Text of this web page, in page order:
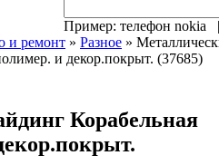
Пример: телефон
и ремонт » Разное »
и декор.покрыт. (37685)
Корабельная